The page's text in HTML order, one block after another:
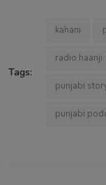
Tags:
kahani
radio haanji
punjabi
punjabi